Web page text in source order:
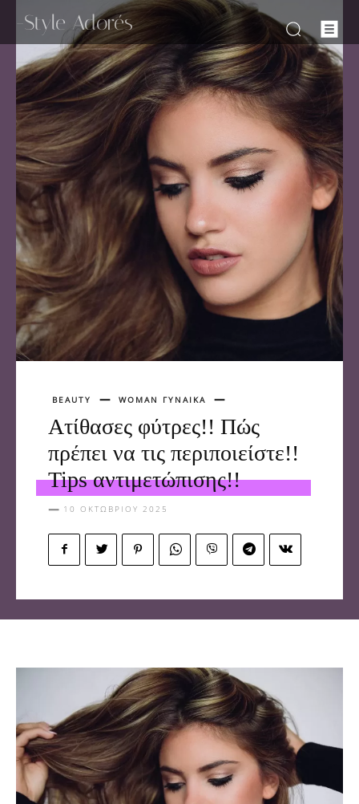
-Style Adorés
BEAUTY WOMAN ΓΥΝΑΙΚΑ
Aτίθασες φύτρες!! Πώς
πρέπει να τις περιποιείστε!!
Tips αντιμετώπισης!!
10 ΟΚΤΩΒΡΊΟΥ 2025